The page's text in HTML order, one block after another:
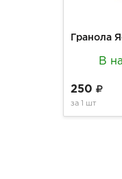
В
250
за 1 шт